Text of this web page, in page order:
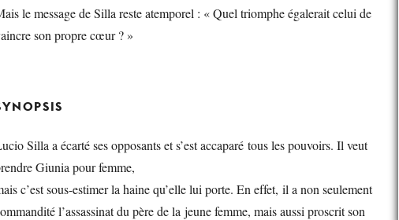
le message de Silla reste atemporel : « Quel triomphe égalerait celui de
son propre cœur ? »
Silla a écarté ses opposants et s’est accaparé tous les pouvoirs. Il veut
Giunia pour femme,
c’est sous-estimer la haine qu’elle lui porte. En effet, il a non seulement
l’assassinat du père de la jeune femme, mais aussi proscrit son